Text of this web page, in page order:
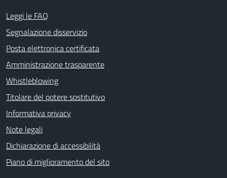
Leggi le FAQ
Segnalazione disservizio
Posta elettronica certificata
Amministrazione trasparente
Whistleblowing
Titolare del potere sostitutivo
Informativa privacy
Note legali
Dichiarazione di accessibilità
Piano di miglioramento del sito